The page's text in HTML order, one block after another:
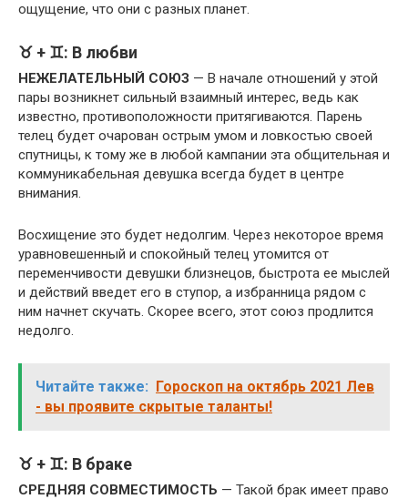
ощущение, что они с разных планет.
♉ + ♊: В любви
НЕЖЕЛАТЕЛЬНЫЙ СОЮЗ — В начале отношений у этой
пары возникнет сильный взаимный интерес, ведь как
известно, противоположности притягиваются. Парень
телец будет очарован острым умом и ловкостью своей
спутницы, к тому же в любой кампании эта общительная и
коммуникабельная девушка всегда будет в центре
внимания.
Восхищение это будет недолгим. Через некоторое время
уравновешенный и спокойный телец утомится от
переменчивости девушки близнецов, быстрота ее мыслей
и действий введет его в ступор, а избранница рядом с
ним начнет скучать. Скорее всего, этот союз продлится
недолго.
Читайте также: Гороскоп на октябрь 2021 Лев
- вы проявите скрытые таланты!
♉ + ♊: В браке
СРЕДНЯЯ СОВМЕСТИМОСТЬ — Такой брак имеет право